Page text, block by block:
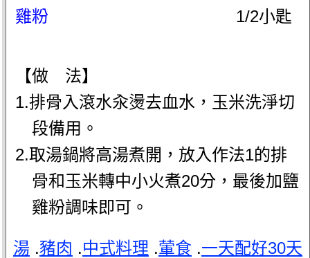
雞粉
1/2小匙
【做 法】
1.排骨入滾水汆燙去血水，玉米洗淨切
段備用。
2.取湯鍋將高湯煮開，放入作法1的排
骨和玉米轉中小火煮20分，最後加鹽
雞粉調味即可。
湯 .豬肉 .中式料理 .葷食 .一天配好30天